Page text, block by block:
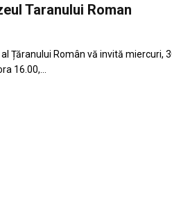
Taranului Roman
Țăranului Român vă invită miercuri,
16.00,…